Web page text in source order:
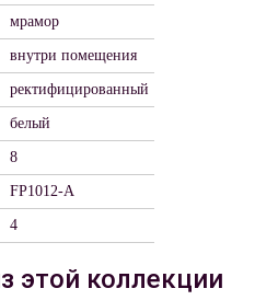
мрамор
внутри помещения
ректифицированный
белый
8
FP1012-A
4
этой коллекции